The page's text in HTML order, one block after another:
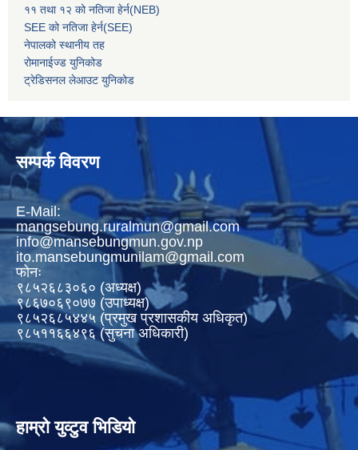
११ तथा १२ को नतिजा हेर्न(NEB)
SEE को नतिजा हेर्न(SEE)
नेपालको स्थानीय तह
रोमानाईज्ड युनिकोड
ट्रेडिसनल लेआउट युनिकोड
सम्पर्क विवरण
E-Mail:
mangsebung.ruralmun@gmail.com
info@mansebungmun.gov.np
ito.mansebungmunilam@gmail.com
फोनः
९८५२६८३०६० (अध्यक्ष)
९८६७०६९०७७ (उपाध्यक्ष)
९८५२६८५४४५ (प्रमुख प्रशासकीय अधिकृत)
९८५११६६४९६ (सुचना अधिकारी)
हाम्रो युव्टुव भिडियो